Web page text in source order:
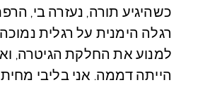
כשהיגיע תורה, נעזרה בי,
רגלה הימנית על רגלית
למנוע את החלקת הגיטרה,
הייתה דממה. אני בליבי